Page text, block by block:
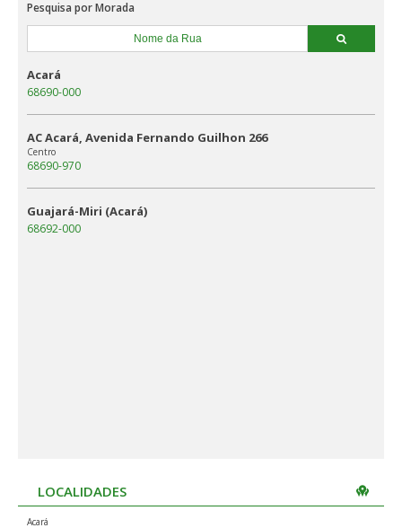
Pesquisa por Morada
Acará
68690-000
AC Acará, Avenida Fernando Guilhon 266
Centro
68690-970
Guajará-Miri (Acará)
68692-000
LOCALIDADES
Acará